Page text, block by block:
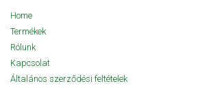
Home
Termékek
Rólunk
Kapcsolat
Általános szerződési feltételek